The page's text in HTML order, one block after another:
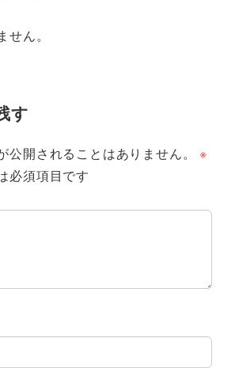
ん。
す
公開されることはありません。
※
必須項目です